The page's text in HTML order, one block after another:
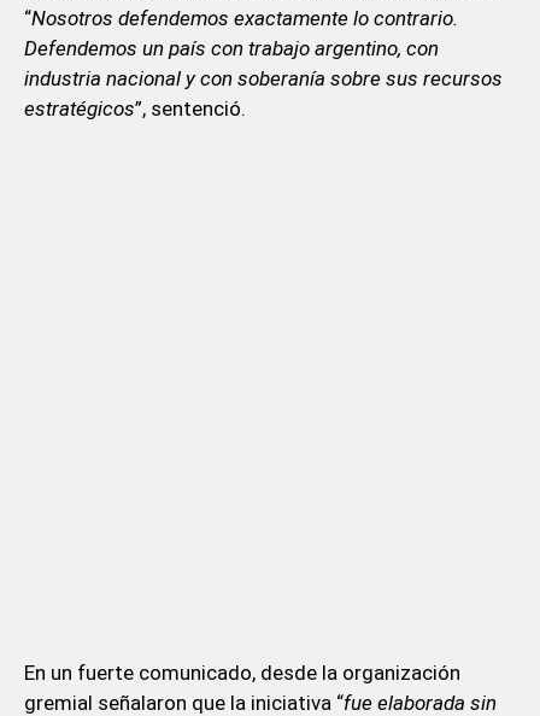
“Nosotros defendemos exactamente lo contrario.
Defendemos un país con trabajo argentino, con
industria nacional y con soberanía sobre sus recursos
estratégicos”, sentenció.
En un fuerte comunicado, desde la organización
gremial señalaron que la iniciativa “fue elaborada sin